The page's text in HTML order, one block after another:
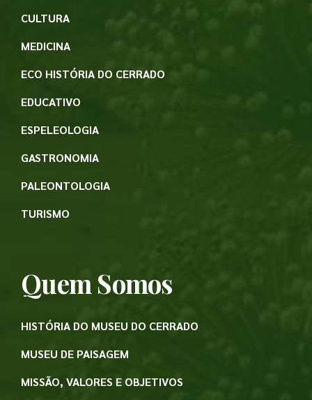
CULTURA
MEDICINA
ECO HISTÓRIA DO CERRADO
EDUCATIVO
ESPELEOLOGIA
GASTRONOMIA
PALEONTOLOGIA
TURISMO
Quem Somos
HISTÓRIA DO MUSEU DO CERRADO
MUSEU DE PAISAGEM
MISSÃO, VALORES E OBJETIVOS